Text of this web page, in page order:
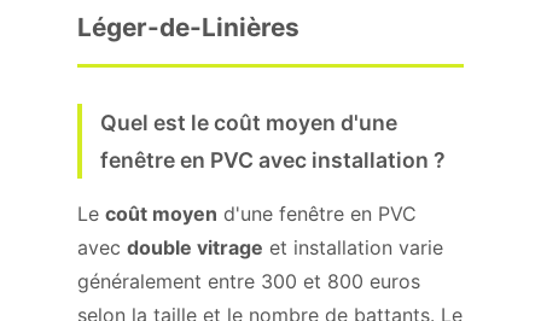
Léger-de-Linières
Quel est le coût moyen d'une
fenêtre en PVC avec installation ?
Le coût moyen d'une fenêtre en PVC
avec double vitrage et installation varie
généralement entre 300 et 800 euros
selon la taille et le nombre de battants. Le